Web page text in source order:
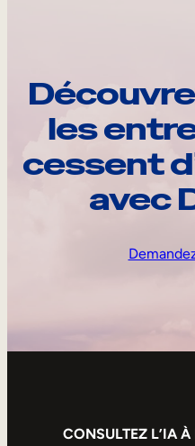
les
cessent
avec
CONSULTEZ L’IA